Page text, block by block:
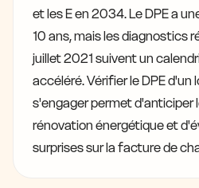
et les E en 2034. Le DPE a
10 ans, mais les diagnostics
juillet 2021 suivent un
accéléré. Vérifier le DPE
s'engager permet d'anticiper
rénovation énergétique et
surprises sur la facture de